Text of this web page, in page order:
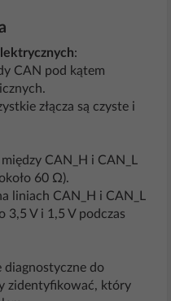
:
CAN pod kątem
złącza są czyste i
CAN_H i CAN_L
60 Ω).
liniach CAN_H i CAN_L
3,5 V i 1,5 V podczas
diagnostyczne do
zidentyfikować, który